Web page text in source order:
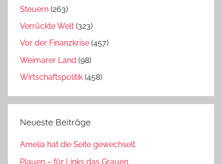
Steuern (263)
Verrückte Welt (323)
Vor der Finanzkrise (457)
Weimarer Land (98)
Wirtschaftspolitik (458)
Neueste Beiträge
Amelia hat die Seite gewechselt
Plauen – für Links das Grauen